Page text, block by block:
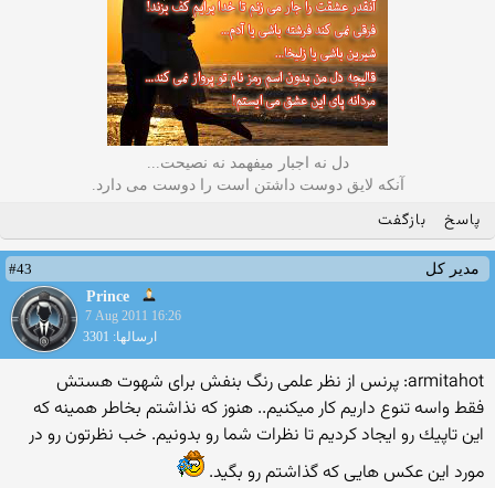
دل نه اجبار میفهمد نه نصیحت...
آنکه لایق دوست داشتن است را دوست می دارد.
پاسخ بازگفت
مدیر کل
#43
Prince
7 Aug 2011 16:26
ارسالها: 3301
armitahot: پرنس از نظر علمی رنگ بنفش برای شهوت هستش
فقط واسه تنوع داریم كار میكنیم.. هنوز كه نذاشتم بخاطر همینه كه
این تاپیك رو ایجاد كردیم تا نظرات شما رو بدونیم. خب نظرتون رو در
مورد این عكس هایی كه گذاشتم رو بگید.